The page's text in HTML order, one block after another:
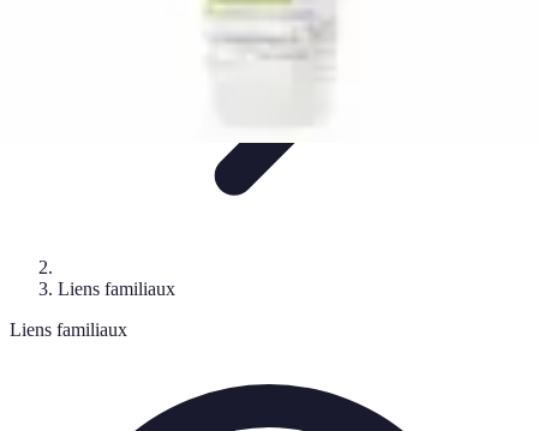
Liens familiaux
Liens familiaux